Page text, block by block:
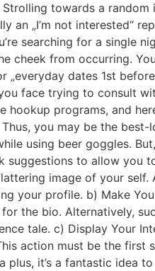
towards a
an „I’m not interested“
searching for a single
cheek from occurring.
„everyday dates 1st
face trying to consult
hookup programs, and
you may be the
using beer goggles.
suggestions to allow
image of your
your profile. b) Make
the bio. Alternatively,
tale. c) Display Your
action must be the
plus, it’s a fantastic